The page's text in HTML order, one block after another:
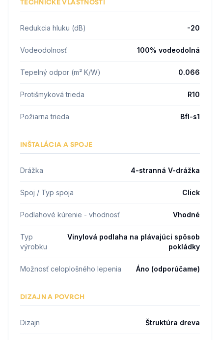
Redukcia hluku (dB) -20
Vodeodolnosť 100% vodeodolná
Tepelný odpor (m² K/W) 0.066
Protišmyková trieda R10
Požiarna trieda Bfl-s1
INŠTALÁCIA A SPOJE
Drážka 4-stranná V-drážka
Spoj / Typ spoja Click
Podlahové kúrenie - vhodnosť Vhodné
Typ
výrobku
Vinylová podlaha na plávajúci spôsob
pokládky
Možnosť celoplošného lepenia Áno (odporúčame)
DIZAJN A POVRCH
Dizajn Štruktúra dreva